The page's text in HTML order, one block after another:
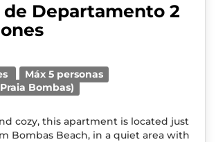
Departamento 2
Máx 5 personas
Bombas)
cozy, this apartment is located just
Bombas Beach, in a quiet area with